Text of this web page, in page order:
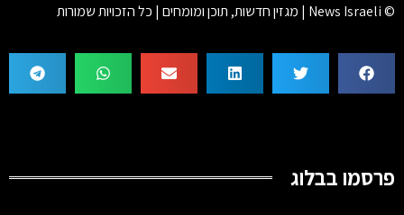
© News Israeli | מגזין חדשות, תוכן ומומחים | כל הזכויות שמורות
פרסמו בבלוג